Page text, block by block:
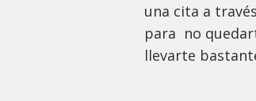
una cita a
para no
llevarte